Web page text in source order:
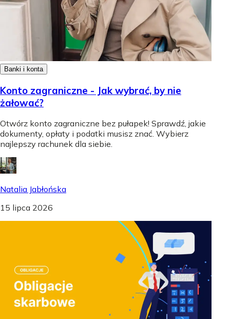
Banki i konta
Konto zagraniczne - Jak wybrać, by nie
żałować?
Otwórz konto zagraniczne bez pułapek! Sprawdź, jakie
dokumenty, opłaty i podatki musisz znać. Wybierz
najlepszy rachunek dla siebie.
Natalia Jabłońska
15 lipca 2026